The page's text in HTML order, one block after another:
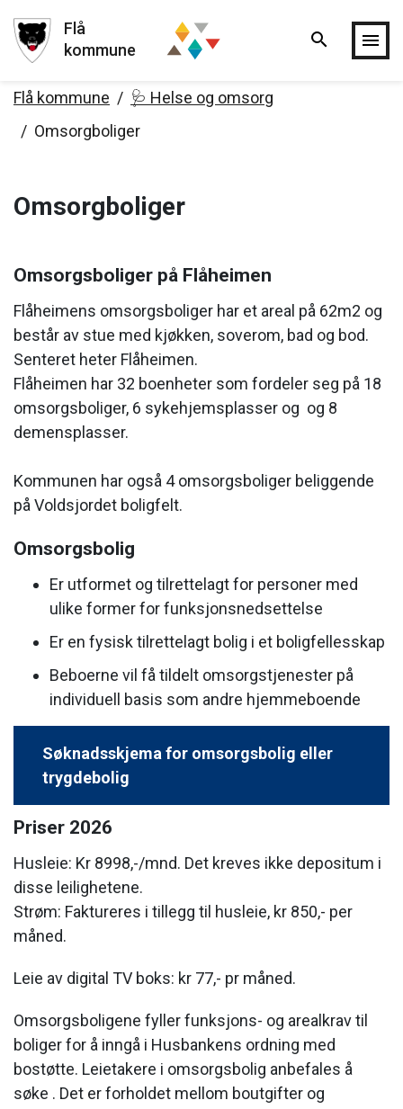
Hopp til hovedinnholdet
Flå
kommune
search menu
Flå kommune
🩺 Helse og omsorg
Omsorgboliger
Omsorgboliger
Omsorgsboliger på Flåheimen
Flåheimens omsorgsboliger har et areal på 62m2 og
består av stue med kjøkken, soverom, bad og bod.
Senteret heter Flåheimen.
Flåheimen har 32 boenheter som fordeler seg på 18
omsorgsboliger, 6 sykehjemsplasser og og 8
demensplasser.
Kommunen har også 4 omsorgsboliger beliggende
på Voldsjordet boligfelt.
Omsorgsbolig
Er utformet og tilrettelagt for personer med
ulike former for funksjonsnedsettelse
Er en fysisk tilrettelagt bolig i et boligfellesskap
Beboerne vil få tildelt omsorgstjenester på
individuell basis som andre hjemmeboende
Søknadsskjema for omsorgsbolig eller
trygdebolig
Priser 2026
Husleie: Kr 8998,-/mnd. Det kreves ikke depositum i
disse leilighetene.
Strøm: Faktureres i tillegg til husleie, kr 850,- per
måned.
Leie av digital TV boks: kr 77,- pr måned.
Omsorgsboligene fyller funksjons- og arealkrav til
boliger for å inngå i Husbankens ordning med
bostøtte. Leietakere i omsorgsbolig anbefales å
søke . Det er forholdet mellom boutgifter og